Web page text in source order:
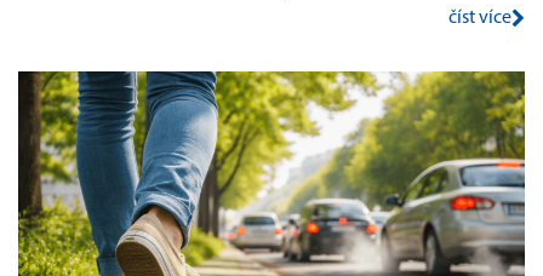
číst více